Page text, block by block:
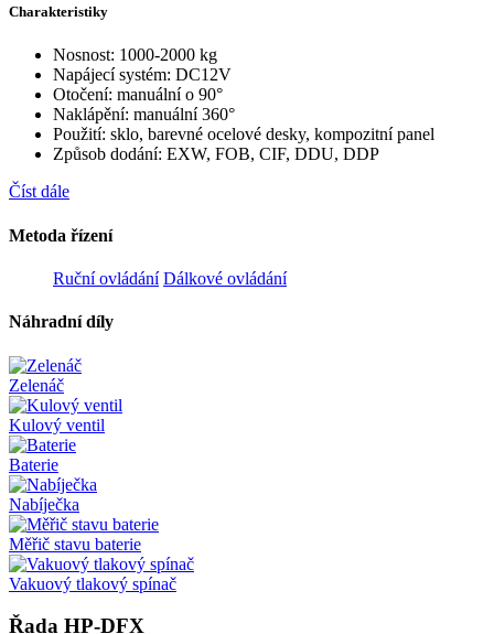
Charakteristiky
Nosnost: 1000-2000 kg
Napájecí systém: DC12V
Otočení: manuální o 90°
Naklápění: manuální 360°
Použití: sklo, barevné ocelové desky, kompozitní panel
Způsob dodání: EXW, FOB, CIF, DDU, DDP
Číst dále
Metoda řízení
Ruční ovládání Dálkové ovládání
Náhradní díly
Zelenáč
Kulový ventil
Baterie
Nabíječka
Měřič stavu baterie
Vakuový tlakový spínač
Řada HP-DFX